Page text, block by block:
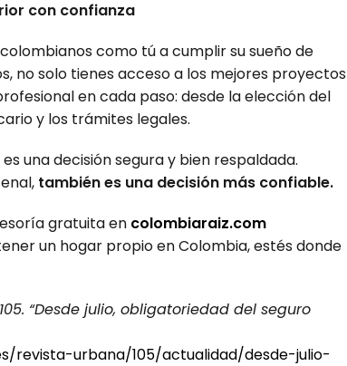
con confianza
como tú a cumplir su sueño de
no solo tienes acceso a los mejores proyectos
en cada paso: desde la elección del
y los trámites legales.
una decisión segura y bien respaldada.
también es una decisión más confiable.
gratuita en colombiaraiz.com
un hogar propio en Colombia, estés donde
“Desde julio, obligatoriedad del seguro
revista-urbana/105/actualidad/desde-julio-